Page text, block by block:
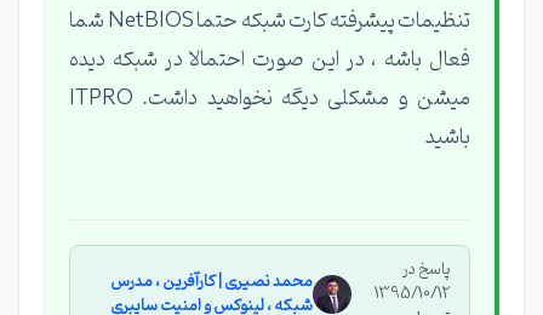
تنظیمات پیشرفته کارت شبکه حتما NetBIOS شما
فعال باشه ، در این صورت احتمالا در شبکه دیده
میشن و مشکلی دیگه نخواهید داشت. ITPRO
باشید
پاسخ در
1395/10/12
محمد نصیری | کارآفرین ، مدرس
شبکه ، لینوکس و امنیت سایبری